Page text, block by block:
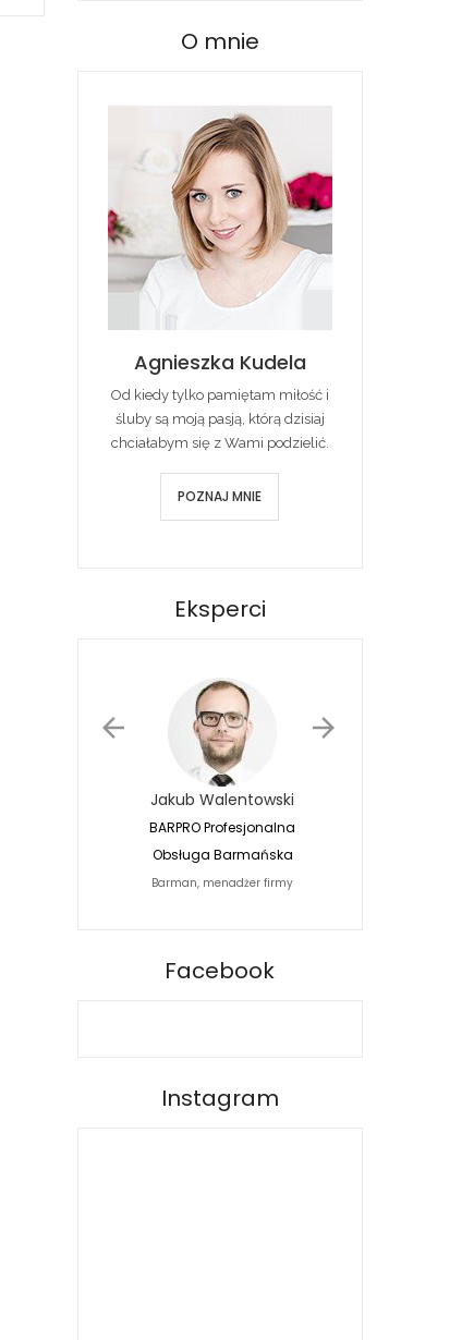
O mnie
Agnieszka Kudela
Od kiedy tylko pamiętam miłość i
śluby są moją pasją, którą dzisiaj
chciałabym się z Wami podzielić.
POZNAJ MNIE
Eksperci
Jakub Walentowski
BARPRO Profesjonalna
Obsługa Barmańska
Barman, menadżer firmy
Facebook
Instagram